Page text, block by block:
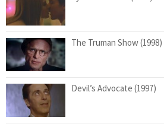
The Truman Show (1998)
Devil’s Advocate (1997)